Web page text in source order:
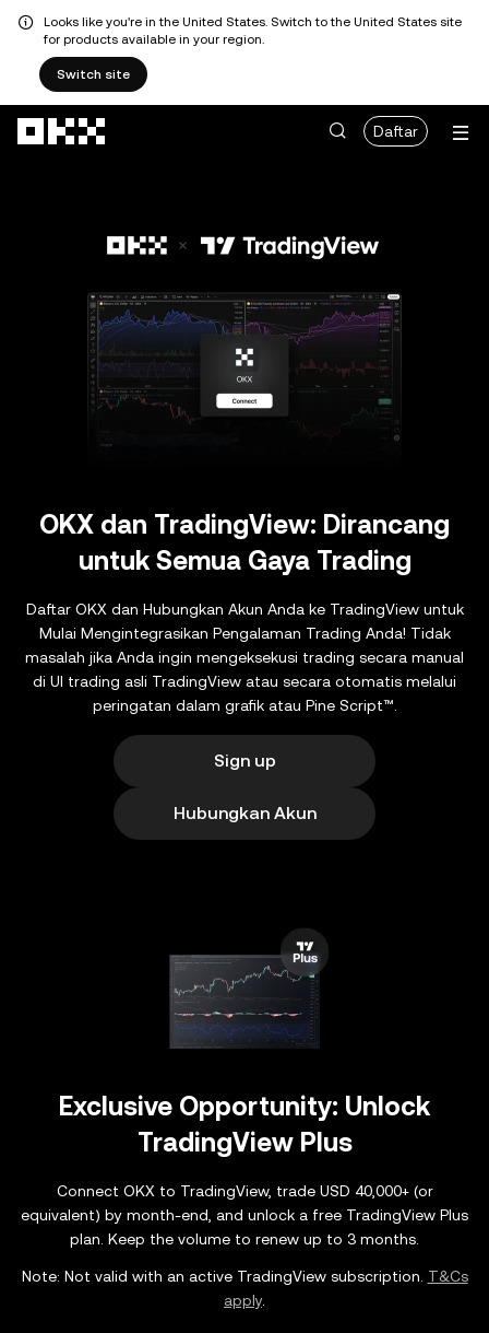
Looks like you're in the United States. Switch to the United States site
for products available in your region.
Switch site
Daftar
OKX dan TradingView: Dirancang
untuk Semua Gaya Trading
Daftar OKX dan Hubungkan Akun Anda ke TradingView untuk
Mulai Mengintegrasikan Pengalaman Trading Anda! Tidak
masalah jika Anda ingin mengeksekusi trading secara manual
di UI trading asli TradingView atau secara otomatis melalui
peringatan dalam grafik atau Pine Script™.
Sign up
Hubungkan Akun
Exclusive Opportunity: Unlock
TradingView Plus
Connect OKX to TradingView, trade USD 40,000+ (or
equivalent) by month-end, and unlock a free TradingView Plus
plan. Keep the volume to renew up to 3 months.
Note: Not valid with an active TradingView subscription. T&Cs
apply.